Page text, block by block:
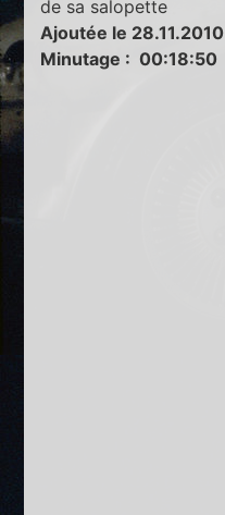
de sa salopette
Ajoutée le 28.11.2010
Minutage : 00:18:50